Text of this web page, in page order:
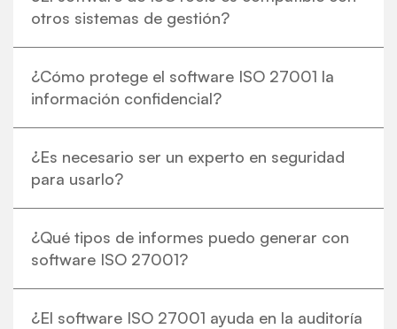
otros sistemas de gestión?
¿Cómo protege el software ISO 27001 la
información confidencial?
¿Es necesario ser un experto en seguridad
para usarlo?
¿Qué tipos de informes puedo generar con
software ISO 27001?
¿El software ISO 27001 ayuda en la auditoría